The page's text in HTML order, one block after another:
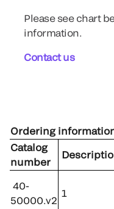
Please see chart
information.
Contact us
Ordering
Catalog
number
40-
50000.v2
1